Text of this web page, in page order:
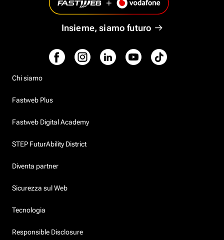
Insieme, siamo futuro
Chi siamo
Fastweb Plus
Fastweb Digital Academy
STEP FuturAbility District
Diventa partner
Sicurezza sul Web
Tecnologia
Responsible Disclosure